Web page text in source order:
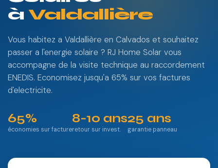
àValdallière
Vous habitez a Valdallière en Calvados et souhaitez
passer a l'energie solaire ? RJ Home Solar vous
accompagne de la visite technique au raccordement
ENEDIS. Economisez jusqu'a 65% sur vos factures
d'electricite.
65%
économies sur facture
8-10 ans
retour sur invest.
25 ans
garantie panneau